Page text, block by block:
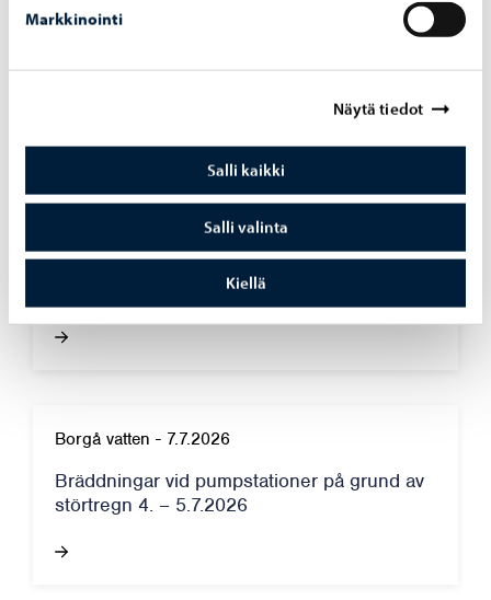
Markkinointi
Näytä tiedot
Salli kaikki
Salli valinta
Kiellä
Borgå vatten avlägsnar reglerstationen på
juli
10.7.2026
Borgå vatten inför en faktureringsavgift för
pappersfakturor från och med 1.9.2026.
Borgå vatten - 7.7.2026
Bräddningar vid pumpstationer på grund av
störtregn 4. – 5.7.2026